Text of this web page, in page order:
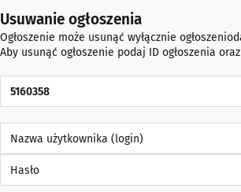
Usuwanie ogłoszenia
Ogłoszenie może usunąć wyłącznie
Aby usunąć ogłoszenie podaj ID ogłoszenia